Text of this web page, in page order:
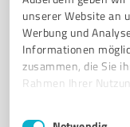
unserer Website an
Werbung und
Informationen
zusammen, die Sie
Rahmen Ihrer
Impressum
Einwilligungsauswahl
60